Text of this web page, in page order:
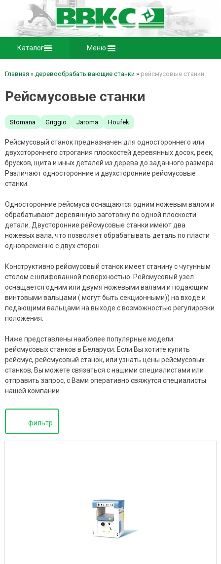
Каталог Меню
Главная » деревообрабатывающие станки » рейсмусовые станки
Рейсмусовые станки
Stomana Griggio Jaroma Houfek
Рейсмусовый станок предназначен для одностороннего или
двухстороннего строгания плоскостей деревянных досок, реек,
брусков, щита и иных деталей из дерева до заданного размера.
Различают односторонние и двухсторонние рейсмусовые
станки.
Односторонние рейсмуса оснащаются одним ножевым валом и
обрабатывают деревянную заготовку по одной плоскости
детали. Двусторонние рейсмусовые станки имеют два
ножевых вала, что позволяет обрабатывать деталь по пласти
одновременно с двух сторон.
Конструктивно рейсмусовый станок имеет станину с чугунным
столом с шлифованной поверхностью. Рейсмусовый узел
оснащается одним или двумя ножевыми валами и подающим
винтовыми вальцами ( могут быть секционными)) на входе и
подающими вальцами на выходе с возможностью регулировки
положения.
Ниже представлены наиболее популярные модели
рейсмусовых станков в Беларуси. Если Вы хотите купить
рейсмус, рейсмусовый станок, или узнать цены рейсмусовых
станков, Вы можете связаться с нашими специалистами или
отправить запрос, с Вами оперативно свяжутся специалисты
нашей компании.
фильтр